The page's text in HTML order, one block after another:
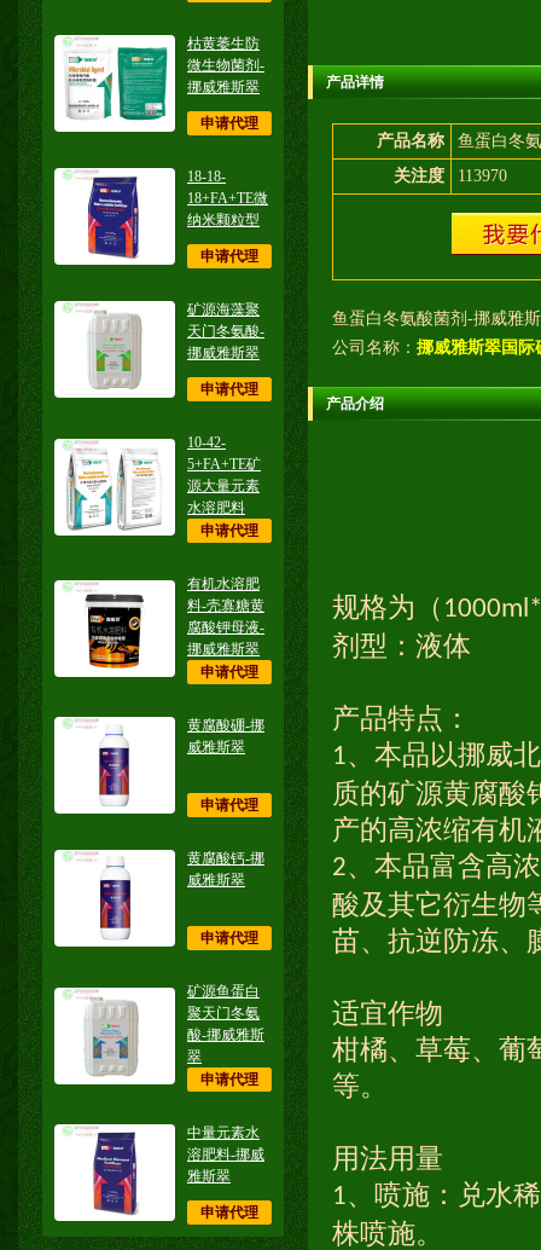
枯黄萎生防
微生物菌剂-
挪威雅斯翠
申请代理
18-18-
18+FA+TE微
纳米颗粒型
申请代理
矿源海藻聚
天门冬氨酸-
挪威雅斯翠
申请代理
10-42-
5+FA+TE矿
源大量元素
水溶肥料
申请代理
有机水溶肥
料-壳寡糖黄
腐酸钾母液-
挪威雅斯翠
申请代理
黄腐酸硼-挪
威雅斯翠
申请代理
黄腐酸钙-挪
威雅斯翠
申请代理
矿源鱼蛋白
聚天门冬氨
酸-挪威雅斯
翠
申请代理
中量元素水
溶肥料-挪威
雅斯翠
申请代理
产品详情
产品名称
鱼蛋白冬
关注度
113970
鱼蛋白冬氨酸菌剂-挪威雅
公司名称： 挪威雅斯翠国际
产品介绍
规格为（
剂型：液体
产品特点：
1、本品以挪威
质的矿源黄腐酸
产的高浓缩有机
2、本品富含高
酸及其它衍生物
苗、抗逆防冻、
适宜作物
柑橘、草莓、葡
等。
用法用量
1、喷施：兑水
株喷施。